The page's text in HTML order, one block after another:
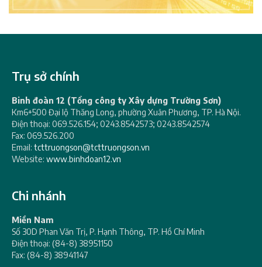
Trụ sở chính
Binh đoàn 12 (Tổng công ty Xây dựng Trường Sơn)
Km6+500 Đại lộ Thăng Long, phường Xuân Phương, TP. Hà Nội.
Điện thoại: 069.526.154; 0243.8542573; 0243.8542574
Fax: 069.526.200
Email: tcttruongson@tcttruongson.vn
Website: www.binhdoan12.vn
Chi nhánh
Miền Nam
Số 30D Phan Văn Trị, P. Hạnh Thông, TP. Hồ Chí Minh
Điện thoại: (84-8) 38951150
Fax: (84-8) 38941147